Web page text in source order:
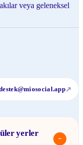
veya geleneksel
↗
yerler
−